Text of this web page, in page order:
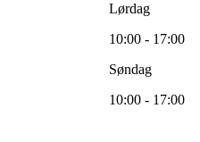
Lørdag
10:00 - 17:00
Søndag
10:00 - 17:00